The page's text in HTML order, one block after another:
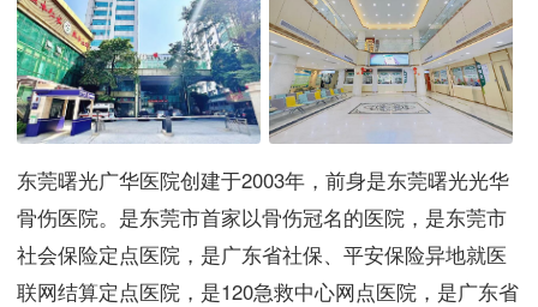
东莞曙光广华医院创建于2003年，前身是东莞曙光光华
骨伤医院。是东莞市首家以骨伤冠名的医院，是东莞市
社会保险定点医院，是广东省社保、平安保险异地就医
联网结算定点医院，是120急救中心网点医院，是广东省